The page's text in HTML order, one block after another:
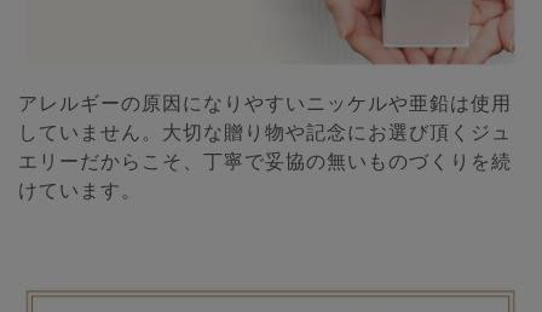
アレルギーの原因になりやすいニッケルや亜鉛は使用
していません。大切な贈り物や記念にお選び頂くジュ
エリーだからこそ、丁寧で妥協の無いものづくりを続
けています。